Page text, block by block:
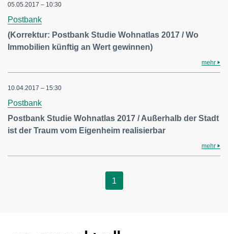
05.05.2017 – 10:30
Postbank
(Korrektur: Postbank Studie Wohnatlas 2017 / Wo
Immobilien künftig an Wert gewinnen)
mehr
10.04.2017 – 15:30
Postbank
Postbank Studie Wohnatlas 2017 / Außerhalb der Stadt
ist der Traum vom Eigenheim realisierbar
mehr
1